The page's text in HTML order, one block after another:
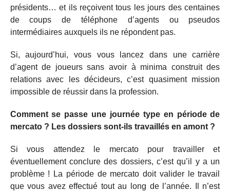
présidents… et ils reçoivent tous les jours des centaines
de coups de téléphone d’agents ou pseudos
intermédiaires auxquels ils ne répondent pas.
Si, aujourd’hui, vous vous lancez dans une carrière
d’agent de joueurs sans avoir à minima construit des
relations avec les décideurs, c’est quasiment mission
impossible de réussir dans la profession.
Comment se passe une journée type en période de
mercato ? Les dossiers sont-ils travaillés en amont ?
Si vous attendez le mercato pour travailler et
éventuellement conclure des dossiers, c’est qu’il y a un
problème ! La période de mercato doit valider le travail
que vous avez effectué tout au long de l’année. Il n’est